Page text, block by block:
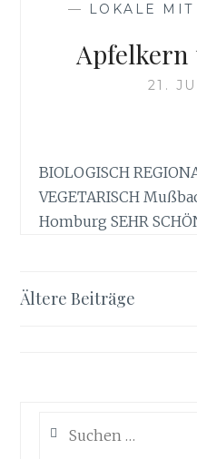
— LOKALE MIT
Apfelkern
21.
BIOLOGISCH
VEGETARISCH
Homburg SEHR
Ältere Beiträge
nach: